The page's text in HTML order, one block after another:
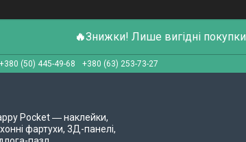
🔥Знижки! Лише вигідні покупки
+380 (50) 445-49-68 +380 (63) 253-73-27
Pocket ― наклейки,
фартухи, 3Д-панелі,